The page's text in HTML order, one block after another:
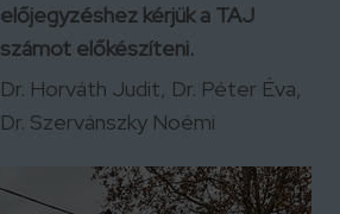
előjegyzéshez kérjük a TAJ
számot előkészíteni.
Dr. Horváth Judit, Dr. Péter Éva,
Dr. Szervánszky Noémi